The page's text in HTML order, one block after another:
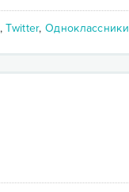
,Twitter,Одноклассники